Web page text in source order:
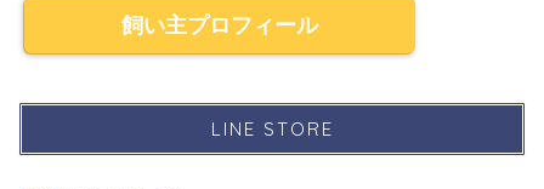
飼い主プロフィール
LINE STORE